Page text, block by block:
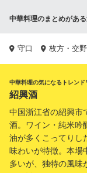
中華料理のまとめがあ
守口 枚方・交野
中華料理の気になるトレンド
紹興酒
中国浙江省の紹興市
酒。ワイン・純米吟
油が多くこってりし
味わいが特徴。本場
多いが、独特の風味